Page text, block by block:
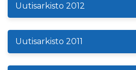
Uutisarkisto 2012
Uutisarkisto 2011